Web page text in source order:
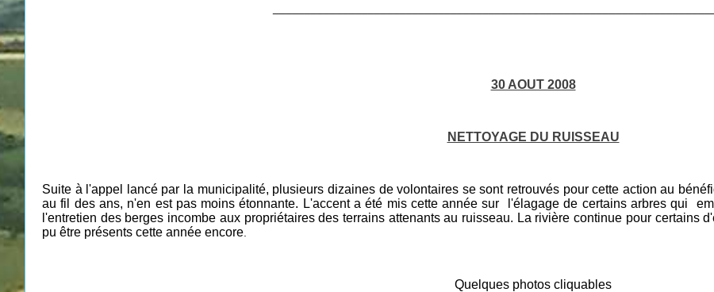
30 AOUT 2008
NETTOYAGE DU RUISSEAU
Suite à l'appel lancé par la municipalité, plusieurs dizaines de volontaires se sont retrouvés pour cette action au
au fil des ans, n'en est pas moins étonnante. L'accent a été mis cette année sur l'élagage de certains arbres qui
l'entretien des berges incombe aux propriétaires des terrains attenants au ruisseau. La rivière continue pour certains
pu être présents cette année encore
Quelques photos cliquables